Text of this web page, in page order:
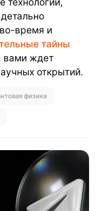
время и
тайны
вами ждет
открытий.
физика